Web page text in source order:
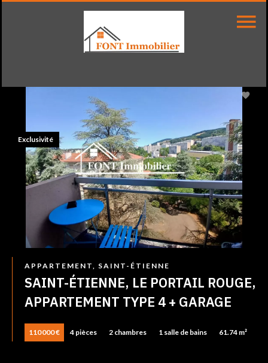
APPARTEMENT, SAINT-ÉTIENNE
SAINT-ÉTIENNE, LE PORTAIL ROUGE,
APPARTEMENT TYPE 4 + GARAGE
110 000 € 4 pièces 2 chambres 1 salle de bains 61.74 m²
Exclusivité